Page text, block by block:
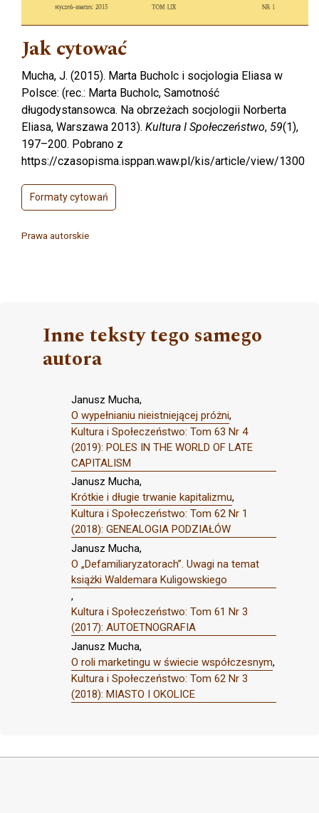
Jak cytować
Mucha, J. (2015). Marta Bucholc i socjologia Eliasa w
Polsce: (rec.: Marta Bucholc, Samotność
długodystansowca. Na obrzeżach socjologii Norberta
Eliasa, Warszawa 2013). Kultura I Społeczeństwo, 59(1),
197–200. Pobrano z
https://czasopisma.isppan.waw.pl/kis/article/view/1300
Formaty cytowań
Prawa autorskie
Inne teksty tego samego
autora
Janusz Mucha,
O wypełnianiu nieistniejącej próżni,
Kultura i Społeczeństwo: Tom 63 Nr 4
(2019): POLES IN THE WORLD OF LATE
CAPITALISM
Janusz Mucha,
Krótkie i długie trwanie kapitalizmu,
Kultura i Społeczeństwo: Tom 62 Nr 1
(2018): GENEALOGIA PODZIAŁÓW
Janusz Mucha,
O „Defamiliaryzatorach”. Uwagi na temat
książki Waldemara Kuligowskiego
,
Kultura i Społeczeństwo: Tom 61 Nr 3
(2017): AUTOETNOGRAFIA
Janusz Mucha,
O roli marketingu w świecie współczesnym,
Kultura i Społeczeństwo: Tom 62 Nr 3
(2018): MIASTO I OKOLICE